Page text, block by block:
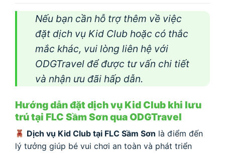
Nếu bạn cần hỗ trợ thêm về việc
đặt dịch vụ Kid Club hoặc có thắc
mắc khác, vui lòng liên hệ với
ODGTravel để được tư vấn chi tiết
và nhận ưu đãi hấp dẫn.
Hướng dẫn đặt dịch vụ Kid Club khi lưu
trú tại FLC Sầm Sơn qua ODGTravel
Dịch vụ Kid Club tại FLC Sầm Sơn là điểm đến
lý tưởng giúp bé vui chơi an toàn và phát triển